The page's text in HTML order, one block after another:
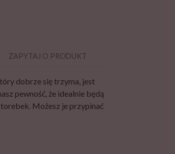
ZAPYTAJ O PRODUKT
dobrze się trzyma, jest
pewność, że idealnie będą
torebek. Możesz je przypinać